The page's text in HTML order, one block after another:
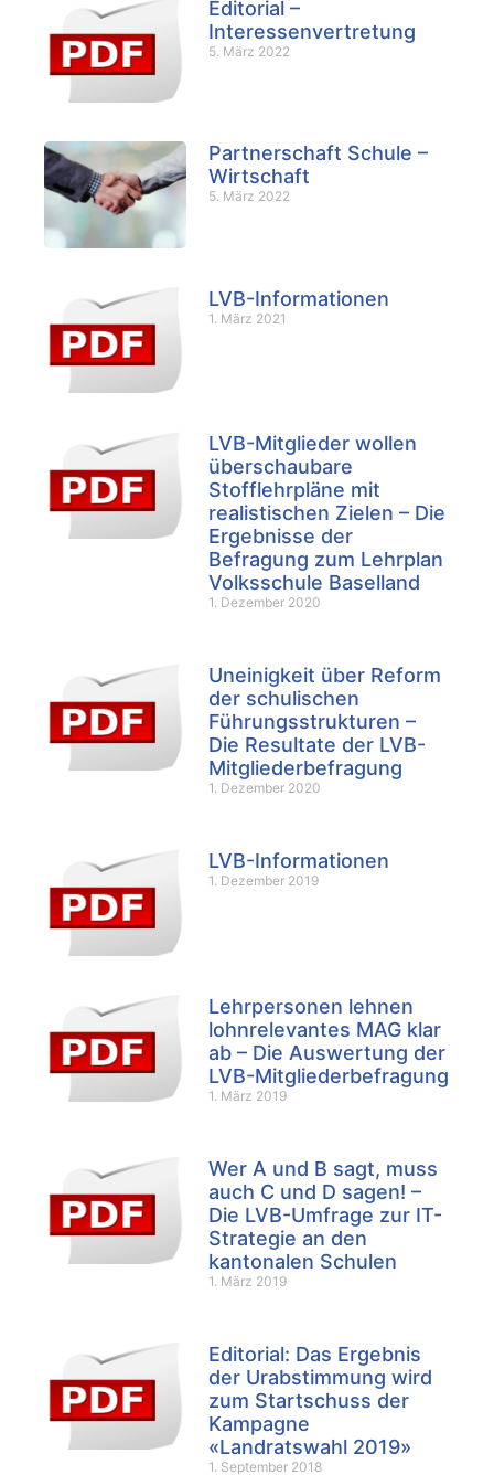
Editorial –
Interessenvertretung
5. März 2022
Partnerschaft Schule –
Wirtschaft
5. März 2022
LVB-Informationen
1. März 2021
LVB-Mitglieder wollen
überschaubare
Stofflehrpläne mit
realistischen Zielen – Die
Ergebnisse der
Befragung zum Lehrplan
Volksschule Baselland
1. Dezember 2020
Uneinigkeit über Reform
der schulischen
Führungsstrukturen –
Die Resultate der LVB-
Mitgliederbefragung
1. Dezember 2020
LVB-Informationen
1. Dezember 2019
Lehrpersonen lehnen
lohnrelevantes MAG klar
ab – Die Auswertung der
LVB-Mitgliederbefragung
1. März 2019
Wer A und B sagt, muss
auch C und D sagen! –
Die LVB-Umfrage zur IT-
Strategie an den
kantonalen Schulen
1. März 2019
Editorial: Das Ergebnis
der Urabstimmung wird
zum Startschuss der
Kampagne
«Landratswahl 2019»
1. September 2018